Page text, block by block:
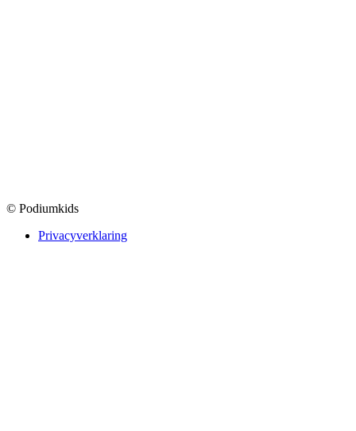
© Podiumkids
Privacyverklaring